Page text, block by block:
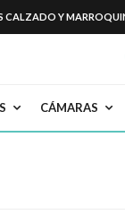
CALZADO Y
CÁMARAS